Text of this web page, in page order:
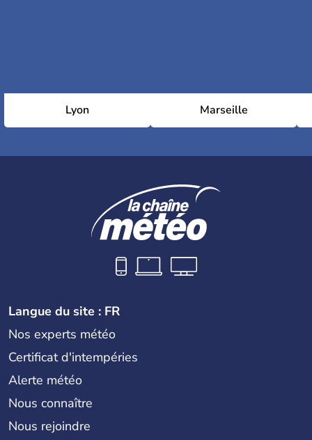
Lyon Marseille
Langue du site : FR
Nos experts météo
Certificat d'intempéries
Alerte météo
Nous connaître
Nous rejoindre